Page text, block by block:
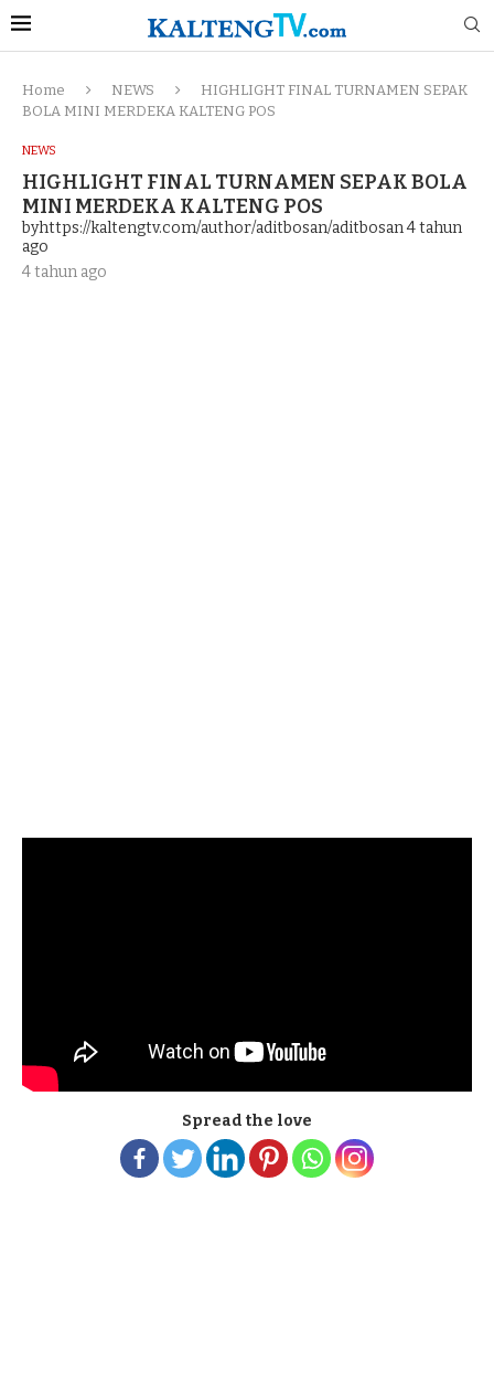
Home NEWS
HIGHLIGHT FINAL TURNAMEN SEPAK
BOLA MINI MERDEKA KALTENG POS
NEWS
HIGHLIGHT FINAL TURNAMEN SEPAK BOLA
MINI MERDEKA KALTENG POS
byhttps://kaltengtv.com/author/aditbosan/aditbosan4 tahun
ago
4 tahun ago
Spread the love